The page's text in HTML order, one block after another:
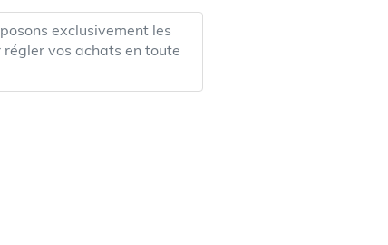
exclusivement les
vos achats en toute